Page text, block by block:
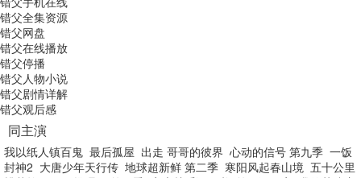
错父全集资源
错父网盘
错父在线播放
错父停播
错父人物小说
错父剧情详解
错父观后感
同主演
我以纸人镇百鬼 最后孤屋 出走 哥哥的彼界 心动的信号 第九季 一饭
封神2 大唐少年天行传 地球超新鲜 第二季 寒阳风起春山境 五十公里